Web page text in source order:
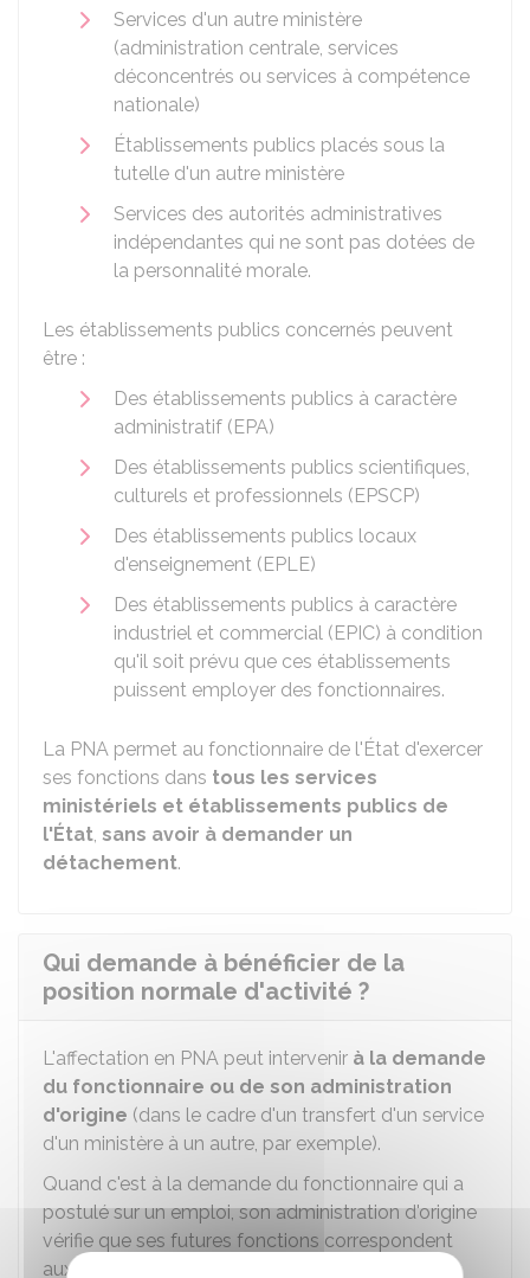
Services d'un autre ministère
(administration centrale, services
déconcentrés ou services à compétence
nationale)
Établissements publics placés sous la
tutelle d'un autre ministère
Services des autorités administratives
indépendantes qui ne sont pas dotées de
la personnalité morale.
Les établissements publics concernés peuvent
être :
Des établissements publics à caractère
administratif (EPA)
Des établissements publics scientifiques,
culturels et professionnels (EPSCP)
Des établissements publics locaux
d'enseignement (EPLE)
Des établissements publics à caractère
industriel et commercial (EPIC) à condition
qu'il soit prévu que ces établissements
puissent employer des fonctionnaires.
La PNA permet au fonctionnaire de l'État d'exercer
ses fonctions dans tous les services
ministériels et établissements publics de
l'État, sans avoir à demander un
détachement.
Qui demande à bénéficier de la
position normale d'activité ?
L'affectation en PNA peut intervenir à la demande
du fonctionnaire ou de son administration
d'origine (dans le cadre d'un transfert d'un service
d'un ministère à un autre, par exemple).
Quand c'est à la demande du fonctionnaire qui a
postulé sur un emploi, son administration d'origine
vérifie que ses futures fonctions correspondent
aux missions définies par le statut particulier de